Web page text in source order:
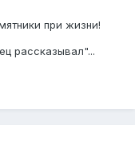
при жизни!
рассказывал"...